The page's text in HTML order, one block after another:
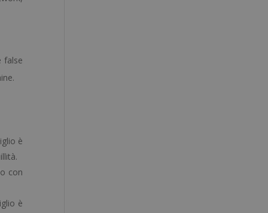
false
è
con
è